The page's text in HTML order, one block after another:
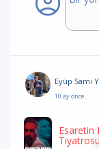
Eyüp Sami
10 ay önce
Esaretin
Tiyatrosu